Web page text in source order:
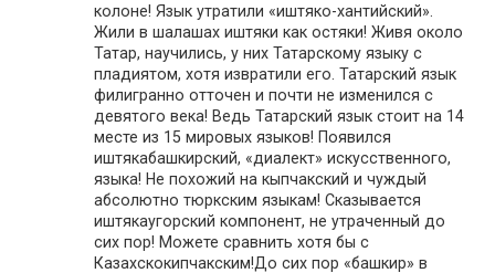
колоне! Язык утратили «иштяко-хантийский».
Жили в шалашах иштяки как остяки! Живя около
Татар, научились, у них Татарскому языку с
пладиятом, хотя извратили его. Татарский язык
филигранно отточен и почти не изменился с
девятого века! Ведь Татарский язык стоит на 14
месте из 15 мировых языков! Появился
иштякабашкирский, «диалект» искусственного,
языка! Не похожий на кыпчакский и чуждый
абсолютно тюркским языкам! Сказывается
иштякаугорский компонент, не утраченный до
сих пор! Можете сравнить хотя бы с
Казахскокипчакским!До сих пор «башкир» в